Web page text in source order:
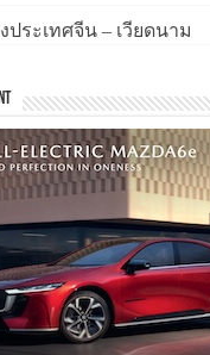
ระเทศจีน – เวียดนาม